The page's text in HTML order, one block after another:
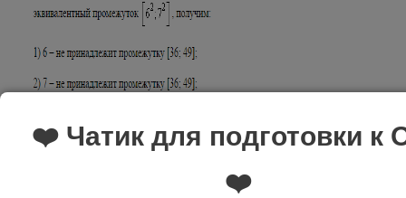
❤️ Чатик для подготовки к
❤️